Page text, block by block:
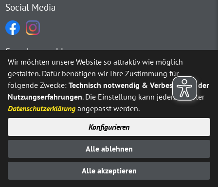
Social Media
Sprachauswahl
Möchten Sie vonGoogle Translate bereitgestellte externe
Ja Immer
© Stadt Neuenrade 2025
Impressum
Datenschutz
Erklärung zur Barrierefreiheit Kontakt
Wir möchten unsere Website so attraktiv wie möglich
gestalten. Dafür benötigen wir Ihre Zustimmung für
folgende Zwecke:Technisch notwendig & Verbesserung der
Nutzungserfahrungen. Die Einstellung kann jederzeit unter
Datenschutzerklärung angepasst werden.
Konfigurieren
Alle ablehnen
Alle akzeptieren